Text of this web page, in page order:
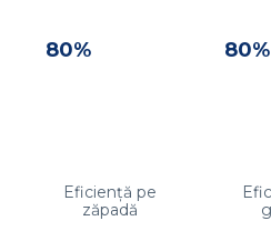
80%
Eficiență pe
zăpadă
80%